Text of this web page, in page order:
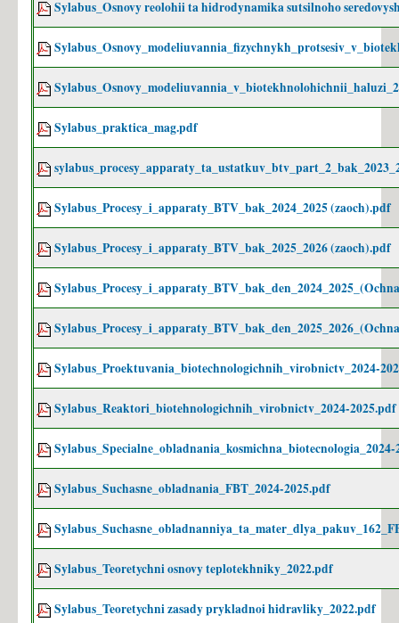
Sylabus_Osnovy reolohii ta hidrodynamika sutsilnoho
Sylabus_praktica_mag.pdf
Sylabus_Procesy_i_apparaty_BTV_bak_2024_2025 (zaoch).pdf
Sylabus_Procesy_i_apparaty_BTV_bak_2025_2026 (zaoch).pdf
Sylabus_Proektuvania_biotechnologichnih_virobnictv_2024-
Sylabus_Reaktori_biotehnologichnih_virobnictv_2024-2025.pdf
Sylabus_Suchasne_obladnania_FBT_2024-2025.pdf
Sylabus_Teoretychni osnovy teplotekhniky_2022.pdf
Sylabus_Teoretychni zasady prykladnoi hidravliky_2022.pdf